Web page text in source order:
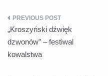
Nawigacja
wpisu
„Kroszyński dźwięk
dzwonów” – festiwal
kowalstwa